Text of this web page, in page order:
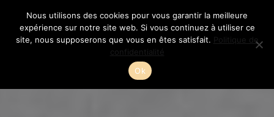
contenu
Nous utilisons des cookies pour vous garantir la meilleure
expérience sur notre site web. Si vous continuez à utiliser ce
site, nous supposerons que vous en êtes satisfait.
Politique de
confidentialité
Ok